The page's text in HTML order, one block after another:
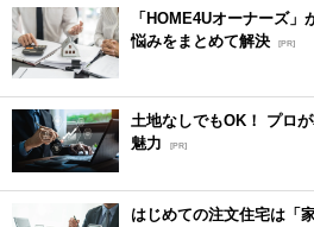
「HOME4Uオーナーズ
悩みをまとめて解決 [PR]
土地なしでもOK！ プロ
魅力
[PR]
はじめての注文住宅は「